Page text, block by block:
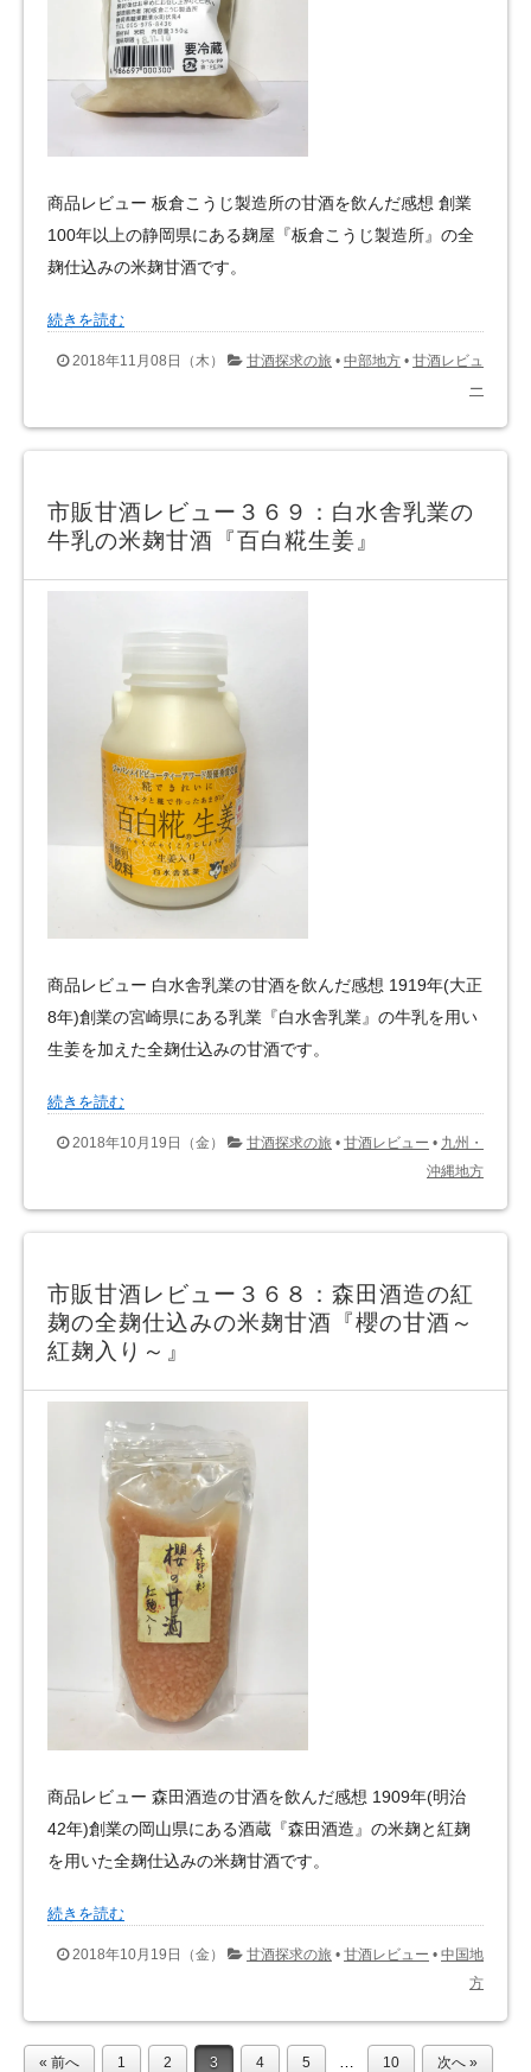
商品レビュー 板倉こうじ製造所の甘酒を飲んだ感想 創業
100年以上の静岡県にある麹屋『板倉こうじ製造所』の全
麹仕込みの米麹甘酒です。
続きを読む
2018年11月08日（木） 甘酒探求の旅 • 中部地方 • 甘酒レビュ
ー
市販甘酒レビュー３６９：白水舎乳業の
牛乳の米麹甘酒『百白糀生姜』
商品レビュー 白水舎乳業の甘酒を飲んだ感想 1919年(大正
8年)創業の宮崎県にある乳業『白水舎乳業』の牛乳を用い
生姜を加えた全麹仕込みの甘酒です。
続きを読む
2018年10月19日（金） 甘酒探求の旅 • 甘酒レビュー • 九州・
沖縄地方
市販甘酒レビュー３６８：森田酒造の紅
麹の全麹仕込みの米麹甘酒『櫻の甘酒～
紅麹入り～』
商品レビュー 森田酒造の甘酒を飲んだ感想 1909年(明治
42年)創業の岡山県にある酒蔵『森田酒造』の米麹と紅麹
を用いた全麹仕込みの米麹甘酒です。
続きを読む
2018年10月19日（金） 甘酒探求の旅 • 甘酒レビュー • 中国地
方
« 前へ 1 2 3 4 5 10 次へ »